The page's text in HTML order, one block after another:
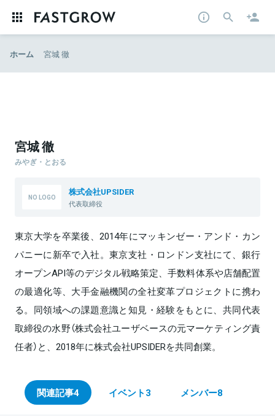
ホーム 宮城 徹
宮城 徹
みやぎ・とおる
株式会社UPSIDER
代表取締役
東京大学を卒業後、2014年にマッキンゼー・アンド・カン
パニーに新卒で入社。東京支社・ロンドン支社にて、銀行
オープンAPI等のデジタル戦略策定、手数料体系や店舗配置
の最適化等、大手金融機関の全社変革プロジェクトに携わ
る。同領域への課題意識と知見・経験をもとに、共同代表
取締役の水野（株式会社ユーザベースの元マーケティング責
任者）と、2018年に株式会社UPSIDERを共同創業。
関連記事4 イベント3 メンバー8